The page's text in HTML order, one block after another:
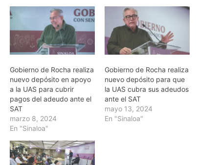
Gobierno de Rocha realiza
nuevo depósito en apoyo
a la UAS para cubrir
pagos del adeudo ante el
SAT
marzo 8, 2024
En "Sinaloa"
Gobierno de Rocha realiza
nuevo depósito para que
la UAS cubra sus adeudos
ante el SAT
mayo 13, 2024
En "Sinaloa"